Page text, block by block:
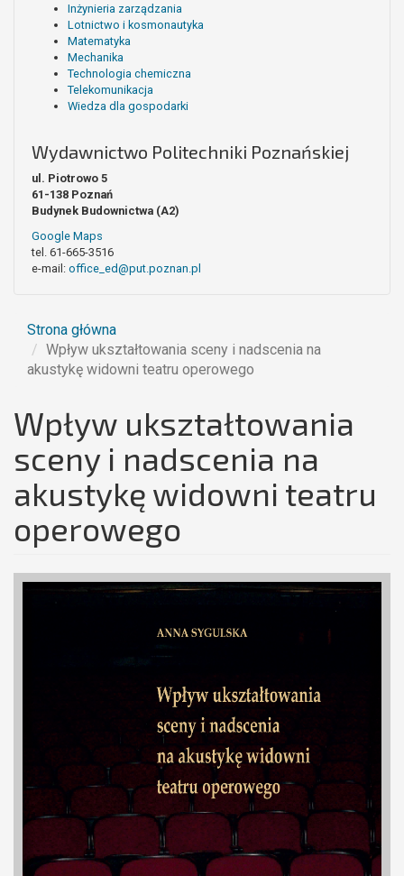
Inżynieria zarządzania
Lotnictwo i kosmonautyka
Matematyka
Mechanika
Technologia chemiczna
Telekomunikacja
Wiedza dla gospodarki
Wydawnictwo Politechniki Poznańskiej
ul. Piotrowo 5
61-138 Poznań
Budynek Budownictwa (A2)
Google Maps
tel. 61-665-3516
e-mail: office_ed@put.poznan.pl
Strona główna
Wpływ ukształtowania sceny i nadscenia na
akustykę widowni teatru operowego
Wpływ ukształtowania
sceny i nadscenia na
akustykę widowni teatru
operowego